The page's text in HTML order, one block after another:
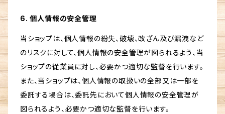
6. 個人情報の安全管理
当ショップは、個人情報の紛失、破壊、改ざん及び漏洩など
のリスクに対して、個人情報の安全管理が図られるよう、当
ショップの従業員に対し、必要かつ適切な監督を行います。
また、当ショップは、個人情報の取扱いの全部又は一部を
委託する場合は、委託先において個人情報の安全管理が
図られるよう、必要かつ適切な監督を行います。